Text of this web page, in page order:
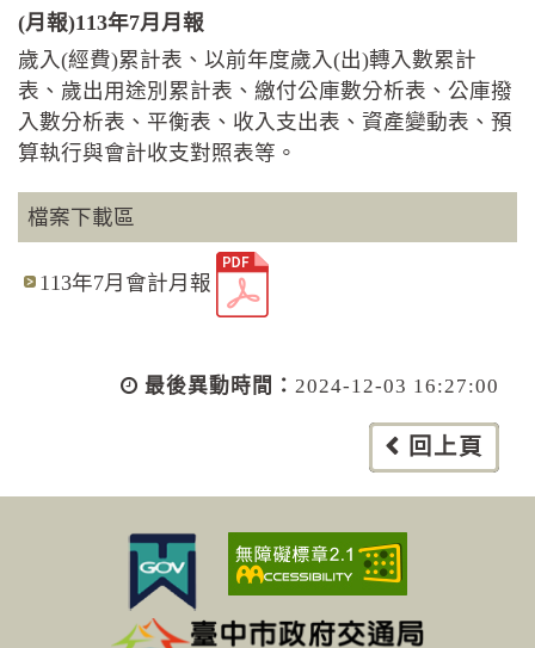
(月報)113年7月月報
歲入(經費)累計表、以前年度歲入(出)轉入數累計
表、歲出用途別累計表、繳付公庫數分析表、公庫撥
入數分析表、平衡表、收入支出表、資產變動表、預
算執行與會計收支對照表等。
檔案下載區
113年7月會計月報
最後異動時間： 2024-12-03 16:27:00
回上頁